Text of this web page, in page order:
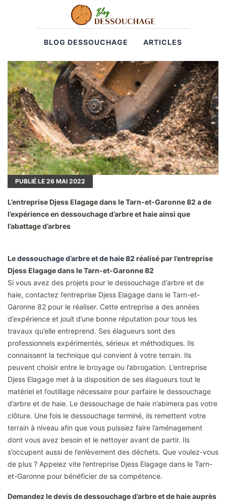
BLOG DESSOUCHAGE ARTICLES
PUBLIÉ LE 26 MAI 2022
L’entreprise Djess Elagage dans le Tarn-et-Garonne 82 a de
l’expérience en dessouchage d’arbre et haie ainsi que
l’abattage d’arbres
Ledessouchage d’arbre et de haie 82 réalisé par l’entreprise
Djess Elagage dans le Tarn-et-Garonne 82
Si vous avez des projets pour le dessouchage d’arbre et de
haie, contactez l’entreprise Djess Elagage dans le Tarn-et-
Garonne 82 pour le réaliser. Cette entreprise a des années
d’expérience et jouit d’une bonne réputation pour tous les
travaux qu’elle entreprend. Ses élagueurs sont des
professionnels expérimentés, sérieux et méthodiques. Ils
connaissent la technique qui convient à votre terrain. Ils
peuvent choisir entre le broyage ou l’abrogation. L’entreprise
Djess Elagage met à la disposition de ses élagueurs tout le
matériel et l’outillage nécessaire pour parfaire le dessouchage
d’arbre et de haie. Le dessouchage de haie n’abimera pas votre
clôture. Une fois le dessouchage terminé, ils remettent votre
terrain à niveau afin que vous puissiez faire l’aménagement
dont vous avez besoin et le nettoyer avant de partir. Ils
s’occupent aussi de l’enlèvement des déchets. Que voulez-vous
de plus ? Appelez vite l’entreprise Djess Elagage dans le Tarn-
et-Garonne pour bénéficier de sa compétence.
Demandez le devis de dessouchage d’arbre et de haie auprès